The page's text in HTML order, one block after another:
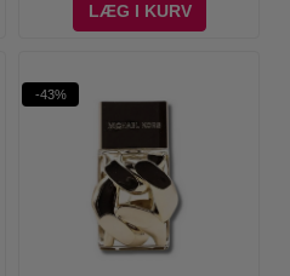
LÆG I KURV
-43%